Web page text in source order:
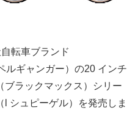
転車ブランド
ルギャンガー）の20 インチ
ラックマックス）シリー
シュピーゲル）を発売しま